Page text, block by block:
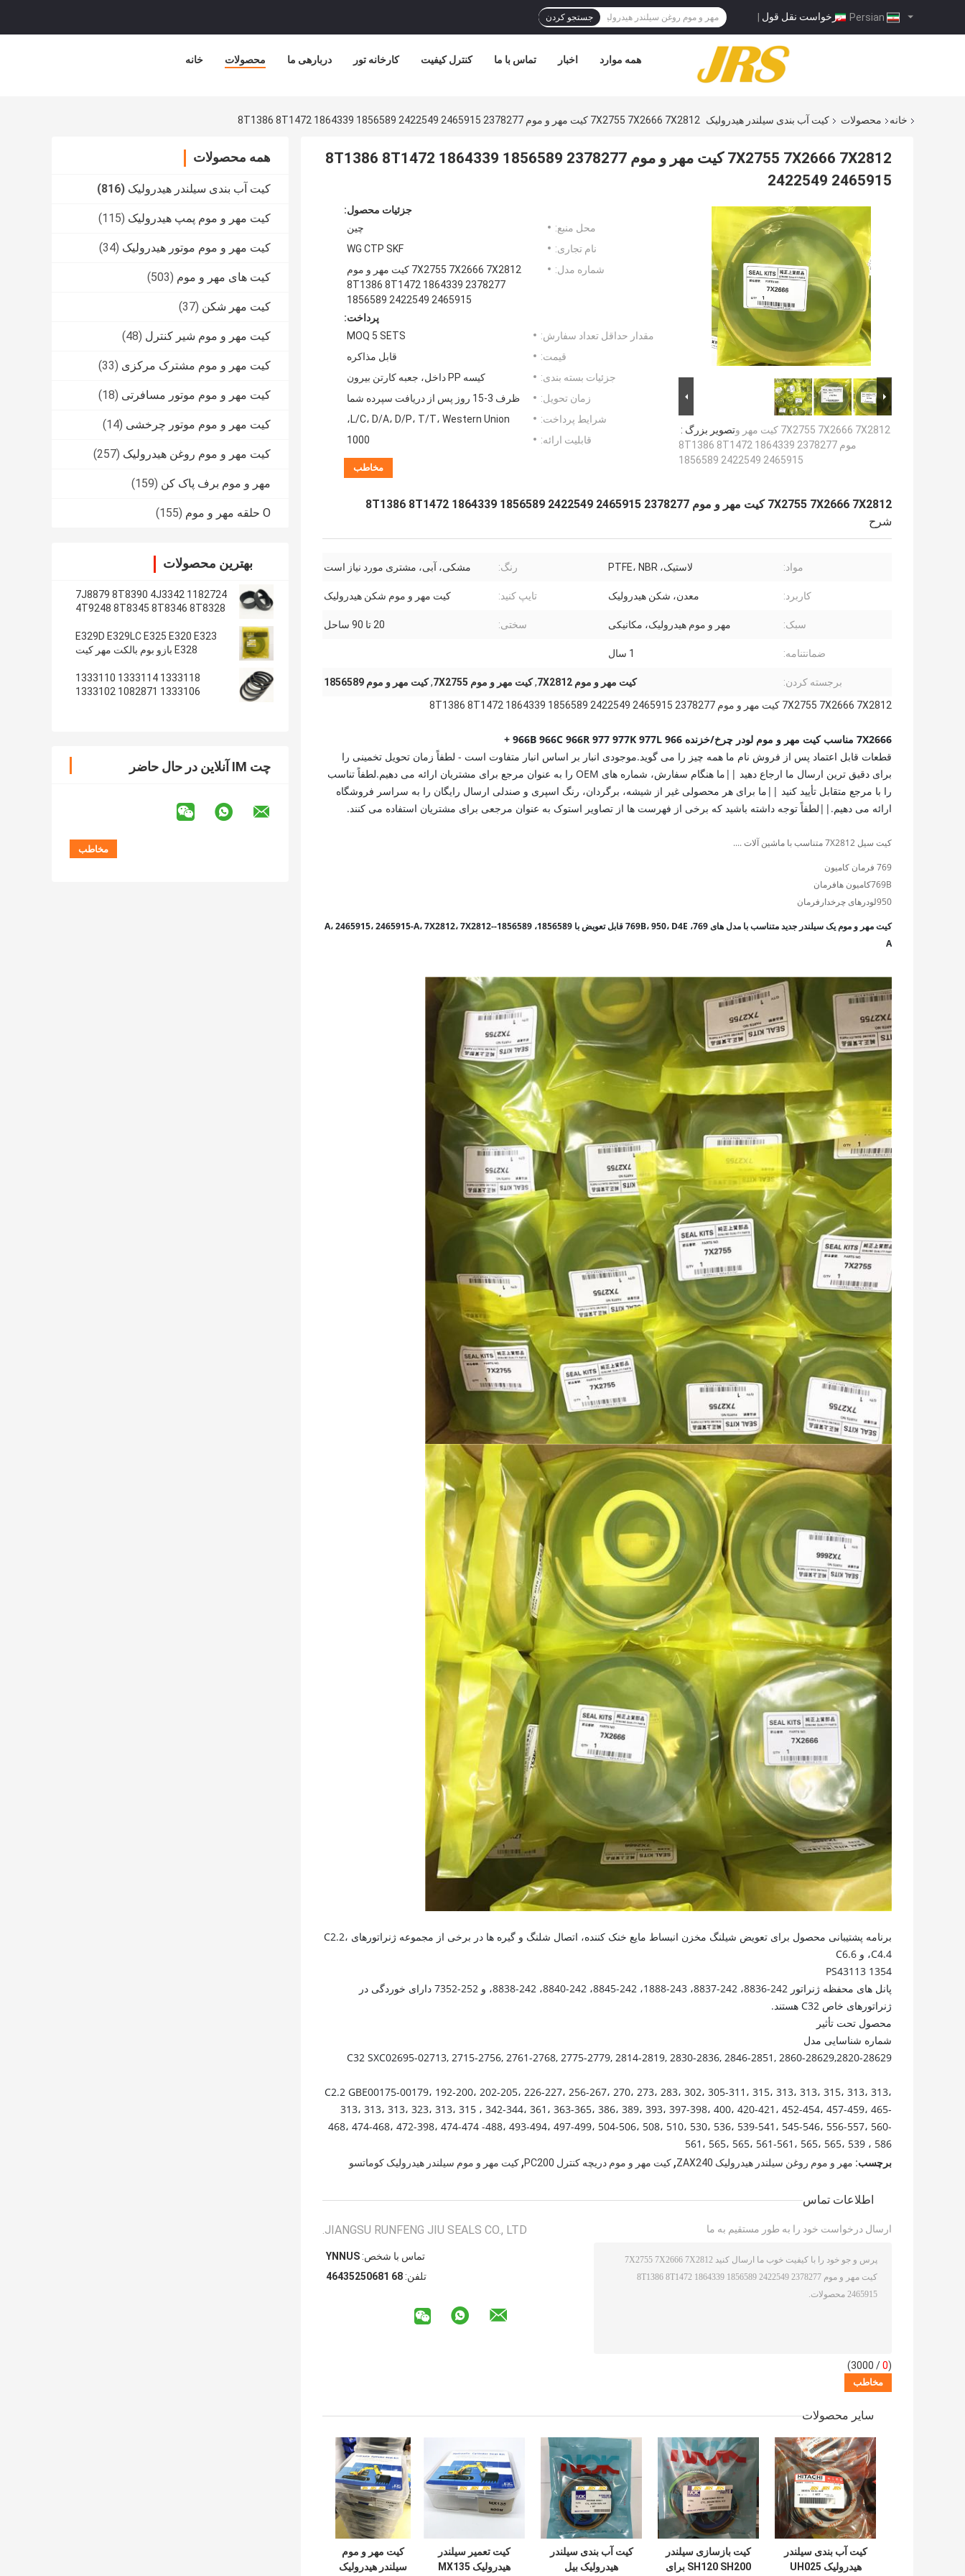
درخواست نقل قول | جستجو کردن
خانه محصولات دربارهی ما کارخانه تور کنترل کیفیت تماس با ما اخبار همه موارد
خانه محصولات کیت آب بندی سیلندر هیدرولیک 7X2755 7X2666 7X2812 کیت مهر و موم 2378277 8T1386 ​​8T1472 1864339 1856589 2422549 2465915
همه محصولات
کیت آب بندی سیلندر هیدرولیک (816)
کیت مهر و موم پمپ هیدرولیک (115)
کیت مهر و موم موتور هیدرولیک (34)
کیت های مهر و موم (503)
کیت مهر شکن (37)
کیت مهر و موم شیر کنترل (48)
کیت مهر و موم مشترک مرکزی (33)
کیت مهر و موم موتور مسافرتی (18)
کیت مهر و موم موتور چرخشی (14)
کیت مهر و موم روغن هیدرولیک (257)
مهر و موم برف پاک کن (159)
O حلقه مهر و موم (155)
بهترین محصولات
1182724 7J8879 8T8390 4J3342
4T9248 8T8345 8T8346 8T8328
E329D E329LC E325 E320 E323
E328 بازو بوم بالکت مهر کیت
1333118 1333114 1333110
1333106 1082871 1333102
چت IM آنلاین در حال حاضر
7X2755 7X2666 7X2812 کیت مهر و موم 2378277 8T1386 ​​8T1472 1864339 1856589
2422549 2465915
تصویر بزرگ :7X2755 7X2666 7X2812 کیت مهر و
موم 2378277 8T1386 ​​8T1472 1864339
1856589 2422549 2465915
جزئیات محصول:
محل منبع:
چین
نام تجاری:
WG CTP SKF
شماره مدل:
7X2755 7X2666 7X2812 کیت مهر و موم
2378277 8T1386 ​​8T1472 1864339
1856589 2422549 2465915
پرداخت:
مقدار حداقل تعداد سفارش:
MOQ 5 SETS
قیمت:
قابل مذاکره
جزئیات بسته بندی:
کیسه PP داخل، جعبه کارتن بیرون
زمان تحویل:
ظرف 3-15 روز پس از دریافت سپرده شما
شرایط پرداخت:
L/C، D/A، D/P، T/T، Western Union،
قابلیت ارائه:
1000
مخاطب
7X2755 7X2666 7X2812 کیت مهر و موم 2378277 8T1386 ​​8T1472 1864339 1856589 2422549 2465915
شرح
مواد: لاستیک، PTFE، NBR رنگ: مشکی، آبی، مشتری مورد نیاز است
کاربرد: معدن، شکن هیدرولیک تایپ کنید: کیت مهر و موم شکن هیدرولیک
سبک: مهر و موم هیدرولیک، مکانیکی سختی: 20 تا 90 ساحل
ضمانتنامه: 1 سال
برجسته کردن: کیت مهر و موم 7X2812 ,کیت مهر و موم 7X2755 ,کیت مهر و موم 1856589
7X2755 7X2666 7X2812 کیت مهر و موم 2378277 8T1386 ​​8T1472 1864339 1856589 2422549 2465915
7X2666 مناسب کیت مهر و موم لودر چرخ/خزنده 966 966B 966C 966R 977 977K 977L +
قطعات قابل اعتماد پس از فروش نام ما همه چیز را می گوید.موجودی انبار بر اساس انبار متفاوت است - لطفاً زمان تحویل تخمینی را
برای دقیق ترین ارسال ما ارجاع دهید ||ما هنگام سفارش، شماره های OEM را به عنوان مرجع برای مشتریان ارائه می دهیم.لطفاً تناسب
را با مرجع متقابل تأیید کنید ||ما برای هر محصولی غیر از شیشه، برگردان، رنگ اسپری و صندلی ارسال رایگان را به سراسر فروشگاه
ارائه می دهیم.||لطفاً توجه داشته باشید که برخی از فهرست ها از تصاویر استوک به عنوان مرجعی برای مشتریان استفاده می کنند.
کیت سیل 7X2812 متناسب با ماشین آلات ....
769 فرمان کامیون
769Bکامیون هافرمان
950لودرهای چرخدار فرمان
کیت مهر و موم یک سیلندر جدید متناسب با مدل های 769، 769B، 950، D4E قابل تعویض با 1856589، 1856589-A، 2465915، 2465915-A، 7X2812، 7X2812-
A
برنامه پشتیبانی محصول برای تعویض شیلنگ مخزن انبساط مایع خنک کننده، اتصال شلنگ و گیره ها در برخی از مجموعه ژنراتورهای C2.2،
C4.4، و C6.6
1354 PS43113
پانل های محفظه ژنراتور 242-8836، 242-8837، 243-1888، 242-8845، 242-8840، 242-8838، و 252-7352 دارای خوردگی در
ژنراتورهای خاص C32 هستند.
محصول تحت تأثیر
شماره شناسایی مدل
C32 SXC02695-02713, 2715-2756, 2761-2768, 2775-2779, 2814-2819, 2830-2836, 2846-2851, 2860-28629,2820-28629
C2.2 GBE00175-00179، 192-200، 202-205، 226-227، 256-267، 270، 273، 283، 302، 305-311، 315، 313، 313، 315، 313، 313،
313، 313، 313، 323، 313، 315 ، 342-344، 361، 363-365، 386، 389، 393، 397-398، 400، 420-421، 452-454، 457-459، 465-
468، 474-468، 472-398، 474-474 -488، 493-494، 497-499، 504-506، 508، 510، 530، 536، 539-541، 545-546، 556-557، 560-
561، 565، 565، 561-561، 565، 565، 539 ، 586
برچسب: مهر و موم روغن سیلندر هیدرولیک ZAX240 , کیت مهر و موم دریچه کنترل PC200 , کیت مهر و موم سیلندر هیدرولیک کوماتسو
اطلاعات تماس
JIANGSU RUNFENG JIU SEALS CO., LTD.
تماس با شخص: SUNNY
تلفن: 86 18605253464
ارسال درخواست خود را به طور مستقیم به ما
(
0
/ 3000)
سایر محصولات
کیت آب بندی سیلندر
هیدرولیک UH025
کیت بازسازی سیلندر
SH120 SH200 برای
کیت آب بندی سیلندر
هیدرولیک بیل
کیت تعمیر سیلندر
هیدرولیک MX135
کیت مهر و موم
سیلندر هیدرولیک